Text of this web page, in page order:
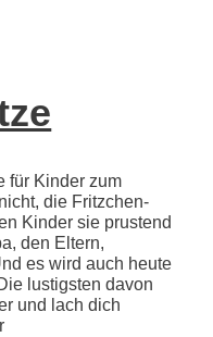
für Kinder zum
die Fritzchen-
Kinder sie prustend
den Eltern,
es wird auch heute
lustigsten davon
und lach dich